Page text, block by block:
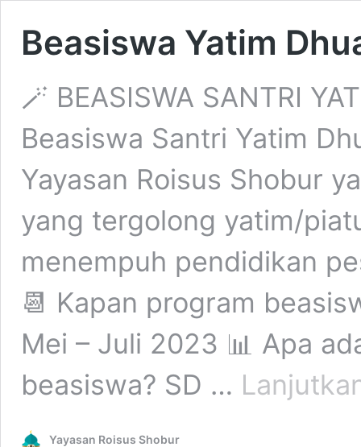
Beasiswa Yatim
🪄 BEASISWA SANTRI
Beasiswa Santri Yatim
Yayasan Roisus Shobur
yang tergolong yatim/
menempuh pendidikan
📆 Kapan program
Mei – Juli 2023 📊 Apa
beasiswa? SD …
Yayasan Roisus Shobur